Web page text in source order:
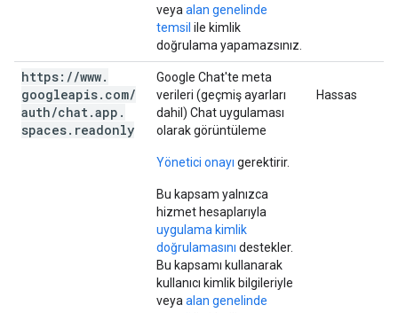
veya alan genelinde
temsil ile kimlik
doğrulama yapamazsınız.
https: //www.
googleapis. com/
auth/chat.app .
spaces. readonly
Google Chat'te meta
verileri (geçmiş ayarları
dahil) Chat uygulaması
olarak görüntüleme
Yönetici onayı gerektirir.
Bu kapsam yalnızca
hizmet hesaplarıyla
uygulama kimlik
doğrulamasını destekler.
Bu kapsamı kullanarak
kullanıcı kimlik bilgileriyle
veya alan genelinde
Hassas